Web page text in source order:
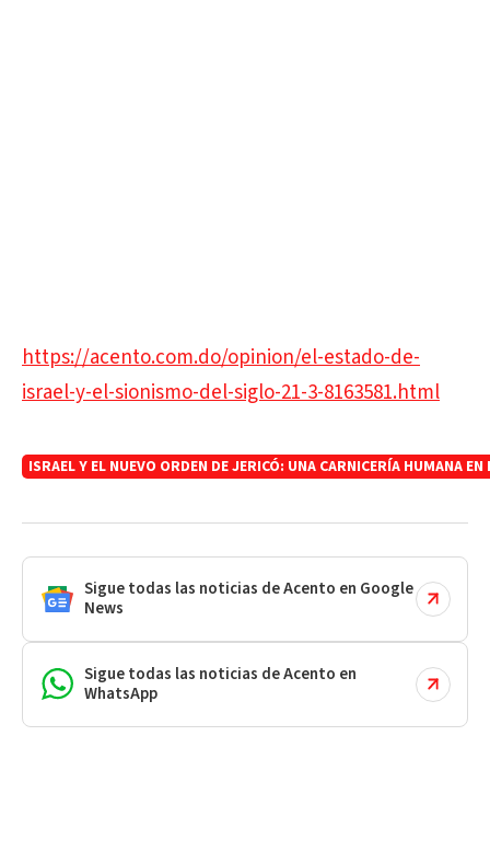
https://acento.com.do/opinion/el-estado-de-
israel-y-el-sionismo-del-siglo-21-3-8163581.html
ISRAEL Y EL NUEVO ORDEN DE JERICÓ: UNA CARNICERÍA HUMANA
Sigue todas las noticias de Acento en Google
News
Sigue todas las noticias de Acento en
WhatsApp